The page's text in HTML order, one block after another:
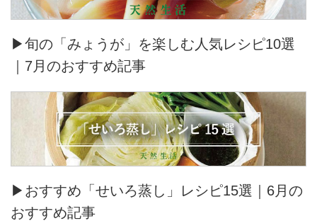
▶旬の「みょうが」を楽しむ人気レシピ10選
｜7月のおすすめ記事
▶おすすめ「せいろ蒸し」レシピ15選｜6月の
おすすめ記事